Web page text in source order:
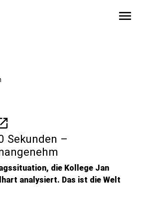
menu
Sekunden –
die Kollege Jan
analysiert. Das ist die Welt